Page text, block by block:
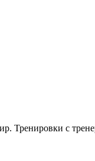
Тренировки с